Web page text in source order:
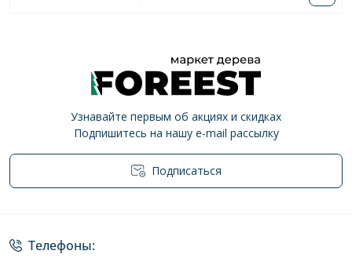
Узнавайте первым об акциях и скидках
Подпишитесь на нашу e-mail рассылку
Подписаться
Политика конфиденциальности
Телефоны: